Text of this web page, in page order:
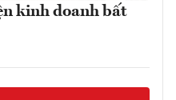
kinh doanh bất